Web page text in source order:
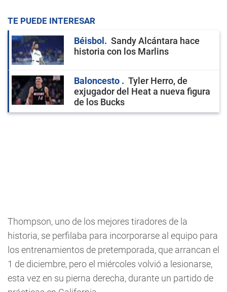
TE PUEDE INTERESAR
Béisbol
Sandy Alcántara hace
historia con los Marlins
Baloncesto
Tyler Herro, de
exjugador del Heat a nueva figura
de los Bucks
Thompson, uno de los mejores tiradores de la
historia, se perfilaba para incorporarse al equipo para
los entrenamientos de pretemporada, que arrancan el
1 de diciembre, pero el miércoles volvió a lesionarse,
esta vez en su pierna derecha, durante un partido de